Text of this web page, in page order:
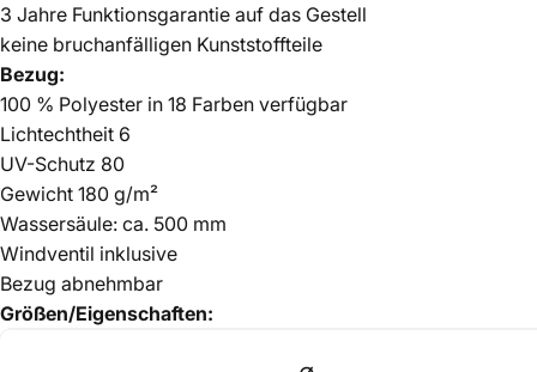
3 Jahre Funktionsgarantie auf das Gestell
keine bruchanfälligen Kunststoffteile
Bezug:
100 % Polyester in 18 Farben verfügbar
Lichtechtheit 6
UV-Schutz 80
Gewicht 180 g/m²
Wassersäule: ca. 500 mm
Windventil inklusive
Bezug abnehmbar
Größen/Eigenschaften: